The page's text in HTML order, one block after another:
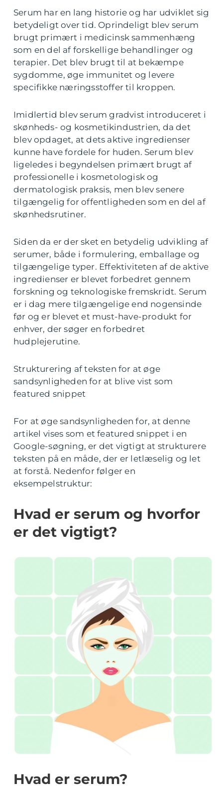
Serum har en lang historie og har udviklet sig
betydeligt over tid. Oprindeligt blev serum
brugt primært i medicinsk sammenhæng
som en del af forskellige behandlinger og
terapier. Det blev brugt til at bekæmpe
sygdomme, øge immunitet og levere
specifikke næringsstoffer til kroppen.
Imidlertid blev serum gradvist introduceret i
skønheds- og kosmetikindustrien, da det
blev opdaget, at dets aktive ingredienser
kunne have fordele for huden. Serum blev
ligeledes i begyndelsen primært brugt af
professionelle i kosmetologisk og
dermatologisk praksis, men blev senere
tilgængelig for offentligheden som en del af
skønhedsrutiner.
Siden da er der sket en betydelig udvikling af
serumer, både i formulering, emballage og
tilgængelige typer. Effektiviteten af de aktive
ingredienser er blevet forbedret gennem
forskning og teknologiske fremskridt. Serum
er i dag mere tilgængelige end nogensinde
før og er blevet et must-have-produkt for
enhver, der søger en forbedret
hudplejerutine.
Strukturering af teksten for at øge
sandsynligheden for at blive vist som
featured snippet
For at øge sandsynligheden for, at denne
artikel vises som et featured snippet i en
Google-søgning, er det vigtigt at strukturere
teksten på en måde, der er letlæselig og let
at forstå. Nedenfor følger en
eksempelstruktur:
Hvad er serum og hvorfor
er det vigtigt?
Hvad er serum?